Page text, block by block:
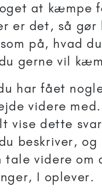
at kæmpe
er det, så gør
på, hvad
gerne vil
har fået
videre
vise dette
beskriver, og
tale videre om
I oplever.